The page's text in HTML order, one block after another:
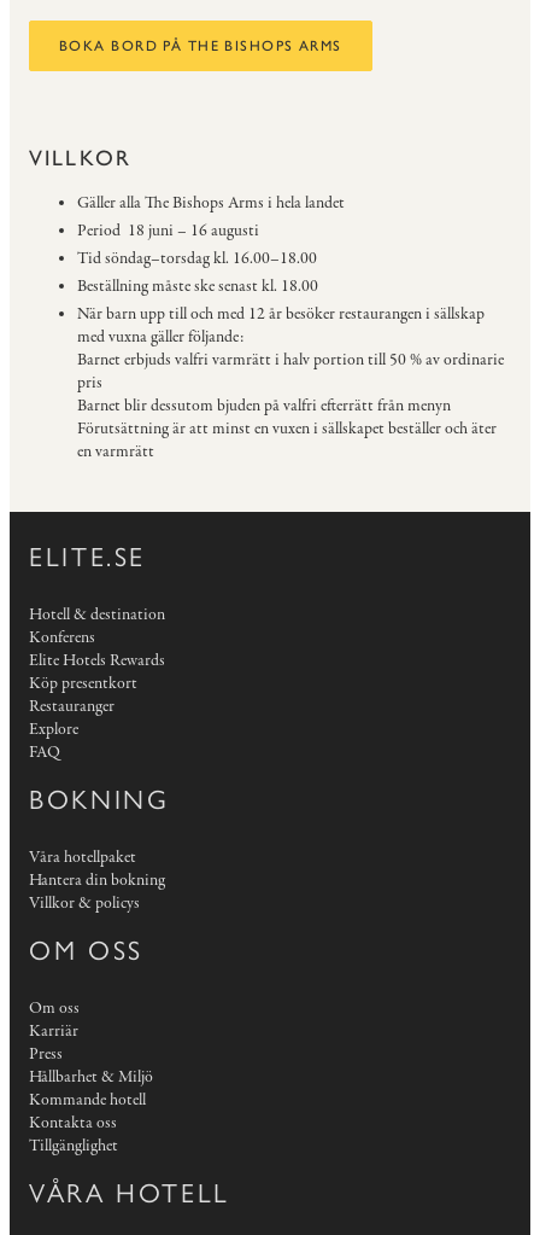
BOKA BORD PÅ THE BISHOPS ARMS
VILLKOR
Gäller alla The Bishops Arms i hela landet
Period 18 juni – 16 augusti
Tid söndag–torsdag kl. 16.00–18.00
Beställning måste ske senast kl. 18.00
När barn upp till och med 12 år besöker restaurangen i sällskap
med vuxna gäller följande:
Barnet erbjuds valfri varmrätt i halv portion till 50 % av ordinarie
pris
Barnet blir dessutom bjuden på valfri efterrätt från menyn
Förutsättning är att minst en vuxen i sällskapet beställer och äter
en varmrätt
ELITE.SE
Hotell & destination
Konferens
Elite Hotels Rewards
Köp presentkort
Restauranger
Explore
FAQ
BOKNING
Våra hotellpaket
Hantera din bokning
Villkor & policys
OM OSS
Om oss
Karriär
Press
Hållbarhet & Miljö
Kommande hotell
Kontakta oss
Tillgänglighet
VÅRA HOTELL